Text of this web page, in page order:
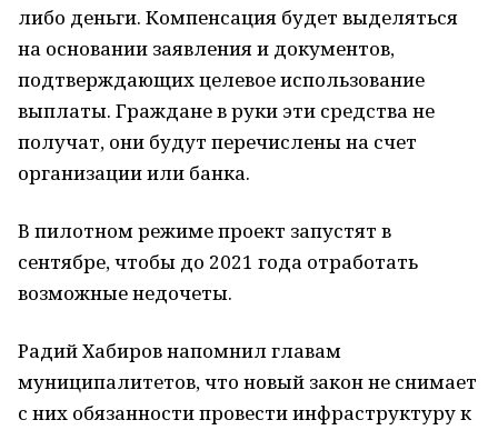
либо деньги. Компенсация будет выделяться
на основании заявления и документов,
подтверждающих целевое использование
выплаты. Граждане в руки эти средства не
получат, они будут перечислены на счет
организации или банка.
В пилотном режиме проект запустят в
сентябре, чтобы до 2021 года отработать
возможные недочеты.
Радий Хабиров напомнил главам
муниципалитетов, что новый закон не снимает
с них обязанности провести инфраструктуру к